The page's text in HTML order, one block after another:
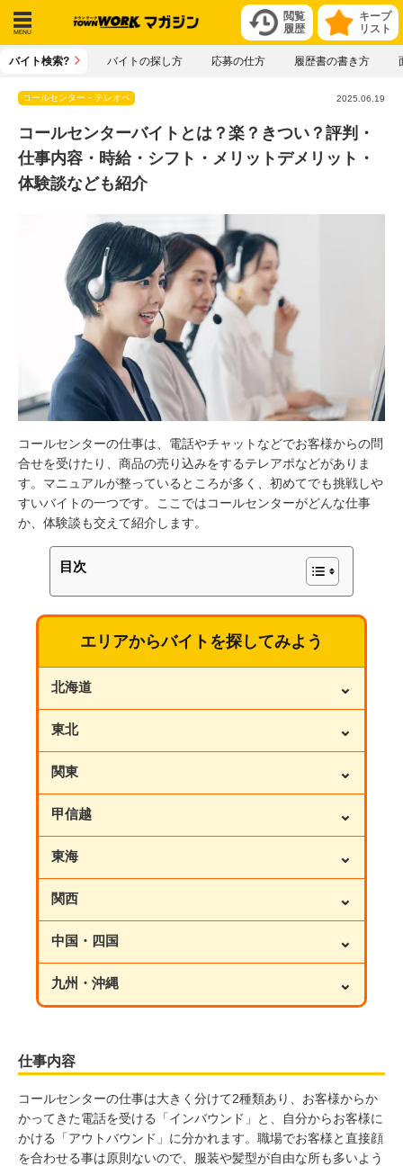
キープ
リスト
閲覧
履歴
メニ
バイト検索? バイトの探し方 応募の仕方 履歴書の書き方
コールセンター・テレオペ 2025.06.19
コールセンターバイトとは？楽？きつい？評判・
仕事内容・時給・シフト・メリットデメリット・
体験談なども紹介
コールセンターの仕事は、電話やチャットなどでお客様からの問
合せを受けたり、商品の売り込みをするテレアポなどがありま
す。マニュアルが整っているところが多く、初めてでも挑戦しや
すいバイトの一つです。ここではコールセンターがどんな仕事
か、体験談も交えて紹介します。
目次
エリアからバイトを探してみよう
北海道 ⌄
東北 ⌄
関東 ⌄
甲信越 ⌄
東海 ⌄
関西 ⌄
中国・四国 ⌄
九州・沖縄 ⌄
仕事内容
コールセンターの仕事は大きく分けて2種類あり、お客様からか
かってきた電話を受ける「インバウンド」と、自分からお客様に
かける「アウトバウンド」に分かれます。職場でお客様と直接顔
を合わせる事は原則ないので、服装や髪型が自由な所も多いよう